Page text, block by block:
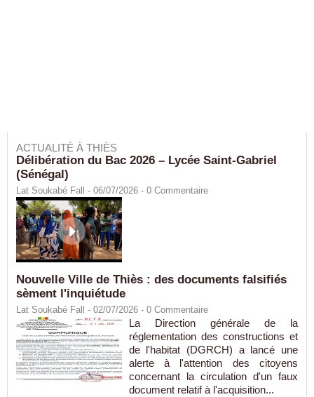
ACTUALITÉ À THIÈS
Délibération du Bac 2026 – Lycée Saint-Gabriel
(Sénégal)
Lat Soukabé Fall - 06/07/2026 - 0 Commentaire
Nouvelle Ville de Thiès : des documents falsifiés
sèment l'inquiétude
Lat Soukabé Fall - 02/07/2026 - 0 Commentaire
La Direction générale de la
réglementation des constructions et
de l'habitat (DGRCH) a lancé une
alerte à l'attention des citoyens
concernant la circulation d'un faux
document relatif à l'acquisition...